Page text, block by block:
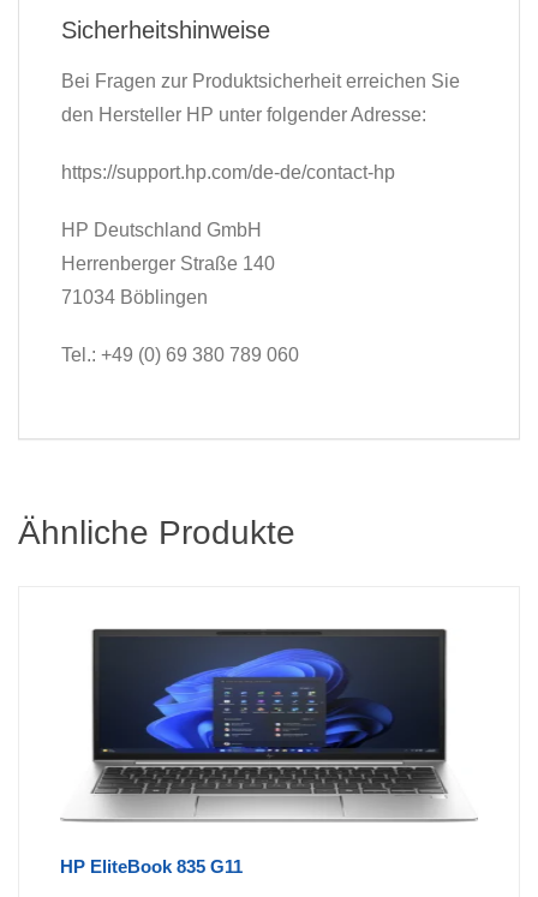
Sicherheitshinweise
Bei Fragen zur Produktsicherheit erreichen Sie
den Hersteller HP unter folgender Adresse:
https://support.hp.com/de-de/contact-hp
HP Deutschland GmbH
Herrenberger Straße 140
71034 Böblingen
Tel.: +49 (0) 69 380 789 060
Ähnliche Produkte
HP EliteBook 835 G11